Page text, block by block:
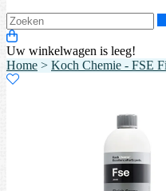
Uw winkelwagen is leeg!
Home > Koch Chemie - FSE